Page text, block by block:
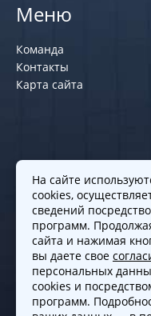
Меню
Команда
Контакты
Карта сайта
Политики и
Политика обработки
данных
Согласие на обработку
Согласие на обработку
данных
На сайте
cookies,
сведений
программ.
сайта и нажимая
вы даете свое
персональных
cookies и
программ.